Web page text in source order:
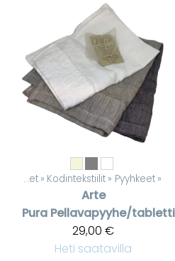
Tuotteet ‪» Kodintekstiilit ‪» Pyyhkeet ‪»
Arte
Pura Pellavapyyhe/tabletti
29,00 €
Heti saatavilla